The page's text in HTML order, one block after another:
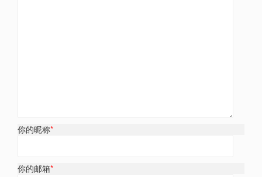
你的昵称*
你的邮箱*